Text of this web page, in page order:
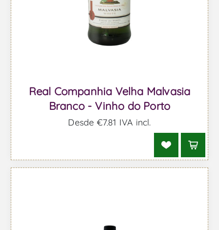
Real Companhia Velha Malvasia
Branco - Vinho do Porto
Desde €7,81 IVA incl.